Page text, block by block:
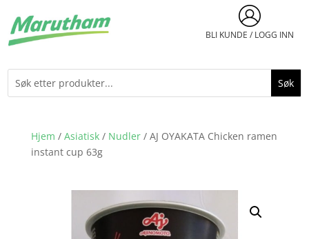
BLI KUNDE / LOGG INN
Hjem / Asiatisk/ Nudler/ AJ OYAKATA Chicken ramen
instant cup 63g